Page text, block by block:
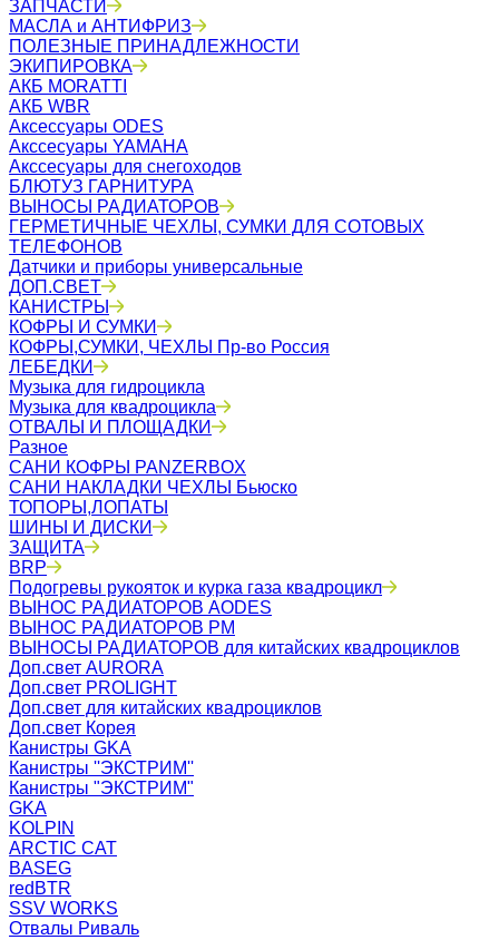
ЗАПЧАСТИ
МАСЛА и АНТИФРИЗ
ПОЛЕЗНЫЕ ПРИНАДЛЕЖНОСТИ
ЭКИПИРОВКА
АКБ MORATTI
АКБ WBR
Аксессуары ODES
Акссесуары YAMAHA
Акссесуары для снегоходов
БЛЮТУЗ ГАРНИТУРА
ВЫНОСЫ РАДИАТОРОВ
ГЕРМЕТИЧНЫЕ ЧЕХЛЫ, СУМКИ ДЛЯ СОТОВЫХ
ТЕЛЕФОНОВ
Датчики и приборы универсальные
ДОП.СВЕТ
КАНИСТРЫ
КОФРЫ И СУМКИ
КОФРЫ,СУМКИ, ЧЕХЛЫ Пр-во Россия
ЛЕБЕДКИ
Музыка для гидроцикла
Музыка для квадроцикла
ОТВАЛЫ И ПЛОЩАДКИ
Разное
САНИ КОФРЫ PANZERBOX
САНИ НАКЛАДКИ ЧЕХЛЫ Бьюско
ТОПОРЫ,ЛОПАТЫ
ШИНЫ И ДИСКИ
ЗАЩИТА
BRP
Подогревы рукояток и курка газа квадроцикл
ВЫНОС РАДИАТОРОВ AODES
ВЫНОС РАДИАТОРОВ РМ
ВЫНОСЫ РАДИАТОРОВ для китайских квадроциклов
Доп.свет AURORA
Доп.свет PROLIGHT
Доп.свет для китайских квадроциклов
Доп.свет Корея
Канистры GKA
Канистры ''ЭКСТРИМ''
Канистры "ЭКСТРИМ"
GKA
KOLPIN
ARCTIC CAT
BASEG
redBTR
SSV WORKS
Отвалы Риваль